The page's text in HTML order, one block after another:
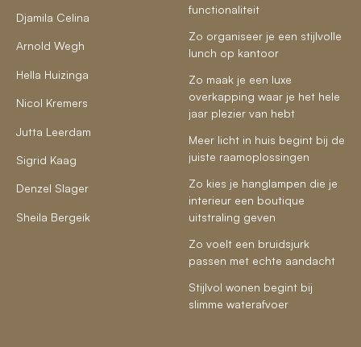
Djamila Celina
Arnold Wegh
Hella Huizinga
Nicol Kremers
Jutta Leerdam
Sigrid Kaag
Denzel Slager
Sheila Bergeik
functionaliteit
Zo organiseer je een stijlvolle
lunch op kantoor
Zo maak je een luxe
overkapping waar je het hele
jaar plezier van hebt
Meer licht in huis begint bij de
juiste raamoplossingen
Zo kies je hanglampen die je
interieur een boutique
uitstraling geven
Zo voelt een bruidsjurk
passen met echte aandacht
Stijlvol wonen begint bij
slimme waterafvoer